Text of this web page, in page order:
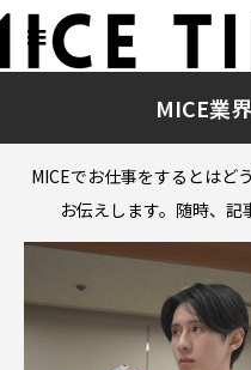
MICE業
MICEでお仕事をするとはど
お伝えします。随時、記